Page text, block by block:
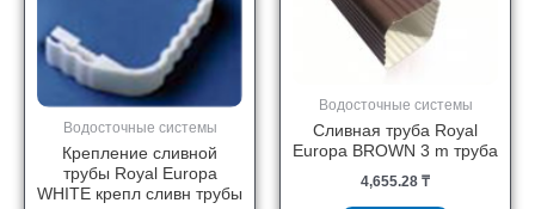
Водосточные системы
Крепление сливной
трубы Royal Europa
WHITE крепл сливн трубы
Водосточные системы
Сливная труба Royal
Europa BROWN 3 m труба
4,655.28 ₸